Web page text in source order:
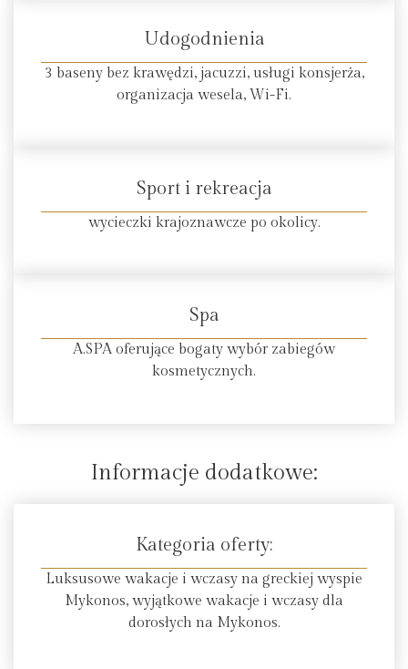
Udogodnienia
3 baseny bez krawędzi, jacuzzi, usługi konsjerża,
organizacja wesela, Wi-Fi.
Sport i rekreacja
wycieczki krajoznawcze po okolicy.
Spa
A.SPA oferujące bogaty wybór zabiegów
kosmetycznych.
Informacje dodatkowe:
Kategoria oferty:
Luksusowe wakacje i wczasy na greckiej wyspie
Mykonos, wyjątkowe wakacje i wczasy dla
dorosłych na Mykonos.